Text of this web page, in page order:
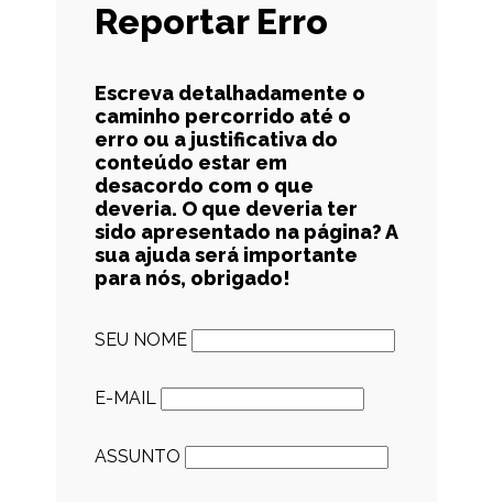
Reportar Erro
Escreva detalhadamente o
caminho percorrido até o
erro ou a justificativa do
conteúdo estar em
desacordo com o que
deveria. O que deveria ter
sido apresentado na página? A
sua ajuda será importante
para nós, obrigado!
SEU NOME
E-MAIL
ASSUNTO